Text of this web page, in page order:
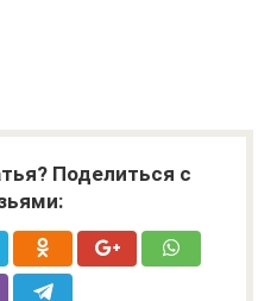
Поделиться с